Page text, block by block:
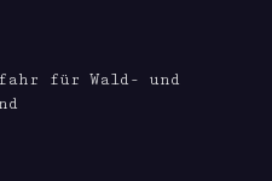
für Wald- und